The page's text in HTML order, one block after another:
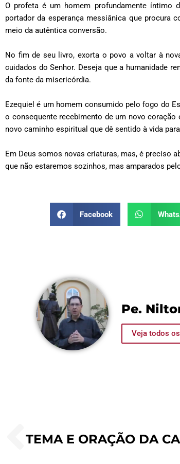
O profeta é um homem profundamente íntimo
portador da esperança messiânica que procura
meio da autêntica conversão.
No fim de seu livro, exorta o povo a voltar à
cuidados do Senhor. Deseja que a humanidade
da fonte da misericórdia.
Ezequiel é um homem consumido pelo fogo do
o consequente recebimento de um novo
novo caminho espiritual que dê sentido à vida
Em Deus somos novas criaturas, mas, é preciso
que não estaremos sozinhos, mas amparados
Facebook
Pe.
Veja todos